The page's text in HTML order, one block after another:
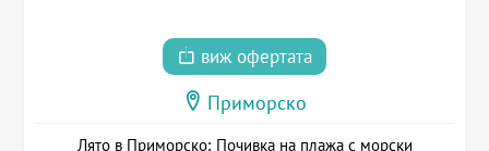
виж офертата
Приморско
Лято в Приморско: Почивка на плажа с морски